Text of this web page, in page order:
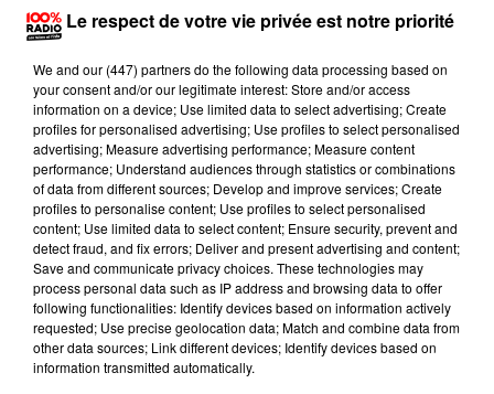
Lecture (4 min 11 sec)
100%
100% Radio les infos de l'Ariege
Le respect de votre vie privée est notre priorité
We and our (447) partnersdo the following data processing based on
your consent and/or our legitimate interest: Store and/or access
information on a device; Use limited data to select advertising; Create
profiles for personalised advertising; Use profiles to select personalised
advertising; Measure advertising performance; Measure content
performance; Understand audiences through statistics or combinations
of data from different sources; Develop and improve services; Create
profiles to personalise content; Use profiles to select personalised
content; Use limited data to select content; Ensure security, prevent and
detect fraud, and fix errors; Deliver and present advertising and content;
Save and communicate privacy choices. These technologies may
process personal data such as IP address and browsing data to offer
following functionalities: Identify devices based on information actively
requested; Use precise geolocation data; Match and combine data from
other data sources; Link different devices; Identify devices based on
information transmitted automatically.